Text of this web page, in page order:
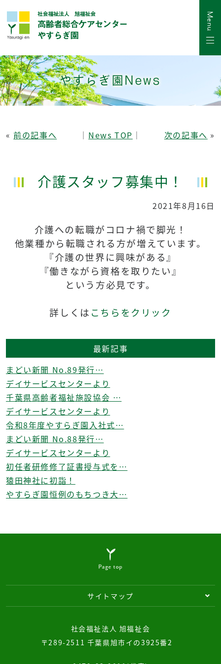
やすらぎ園News
« 前の記事へ │ News TOP │ 次の記事へ »
介護スタッフ募集中！
2021年8月16日
介護への転職がコロナ禍で脚光！
他業種から転職される方が増えています。
『介護の世界に興味がある』
『働きながら資格を取りたい』
という方必見です。
詳しくは こちらをクリック
最新記事
まどい新聞 No.89発行…
デイサービスセンターより
千葉県高齢者福祉施設協会 …
デイサービスセンターより
令和8年度やすらぎ園入社式…
まどい新聞 No.88発行…
デイサービスセンターより
初任者研修修了証書授与式を…
猿田神社に初詣！
やすらぎ園恒例のもちつき大…
サイトマップ
社会福祉法人 旭福祉会
〒289-2511 千葉県旭市イの3925番2